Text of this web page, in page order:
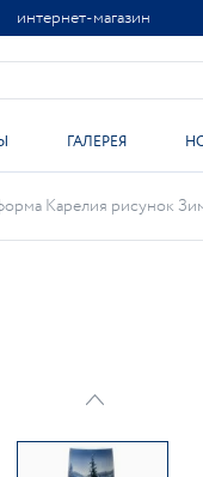
интернет-магазин
ГАЛЕРЕЯ
Карелия рисунок